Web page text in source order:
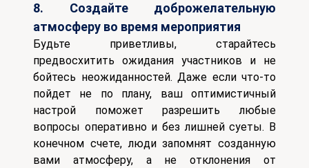
8. Создайте доброжелательную
атмосферу во время мероприятия
Будьте приветливы, старайтесь
предвосхитить ожидания участников и не
бойтесь неожиданностей. Даже если что-то
пойдет не по плану, ваш оптимистичный
настрой поможет разрешить любые
вопросы оперативно и без лишней суеты. В
конечном счете, люди запомнят созданную
вами атмосферу, а не отклонения от